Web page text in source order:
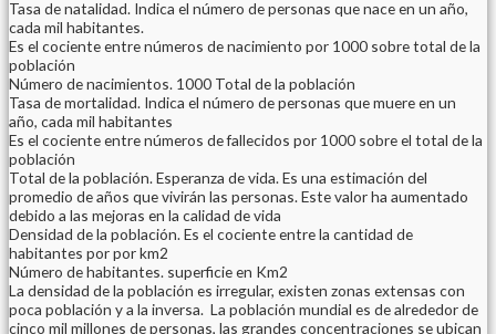
Tasa de natalidad. Indica el número de personas que nace en un año,
cada mil habitantes.
Es el cociente entre números de nacimiento por 1000 sobre total de la
población
Número de nacimientos. 1000 Total de la población
Tasa de mortalidad. Indica el número de personas que muere en un
año, cada mil habitantes
Es el cociente entre números de fallecidos por 1000 sobre el total de la
población
Total de la población. Esperanza de vida. Es una estimación del
promedio de años que vivirán las personas. Este valor ha aumentado
debido a las mejoras en la calidad de vida
Densidad de la población. Es el cociente entre la cantidad de
habitantes por por km2
Número de habitantes. superficie en Km2
La densidad de la población es irregular, existen zonas extensas con
poca población y a la inversa. La población mundial es de alrededor de
cinco mil millones de personas, las grandes concentraciones se ubican